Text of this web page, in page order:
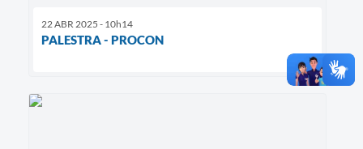
22 ABR 2025 - 10h14
PALESTRA - PROCON